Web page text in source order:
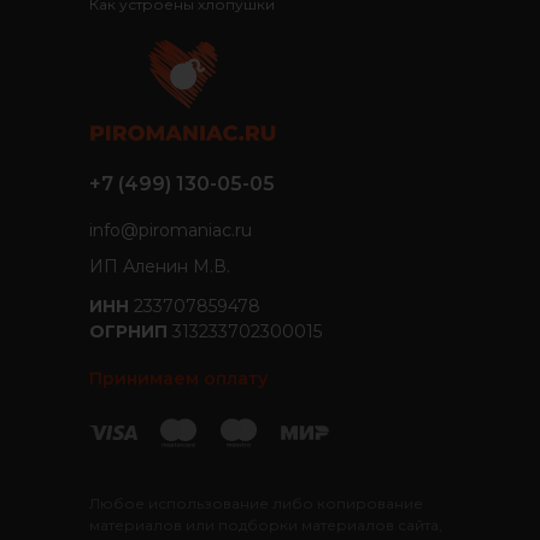
Как устроены хлопушки
+7 (499) 130-05-05
info@piromaniac.ru
Принимаем оплату
ИП Аленин М.В.
ИНН 233707859478
ОГРНИП 313233702300015